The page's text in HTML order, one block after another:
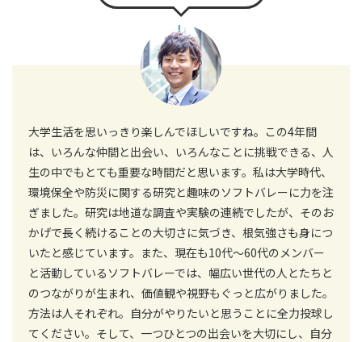
大学生活を思いっきり楽しんでほしいですね。この4年間
は、いろんな仲間と出会い、いろんなことに挑戦できる、人
生の中でもとても重要な時間だと思います。私は大学時代、
環境保全や防災に関する研究と趣味のソフトバレーに力を注
ぎました。研究は地道な調査や実験の連続でしたが、そのお
かげで長く続けることの大切さに気づき、根気強さも身につ
いたと感じています。また、現在も10代～60代のメンバー
と活動しているソフトバレーでは、幅広い世代の人とたちと
のつながりが生まれ、価値観や視野もぐっと広がりました。
方法は人それぞれ。自分がやりたいと思うことに全力投球し
てください。そして、一つひとつの出会いを大切にし、自分